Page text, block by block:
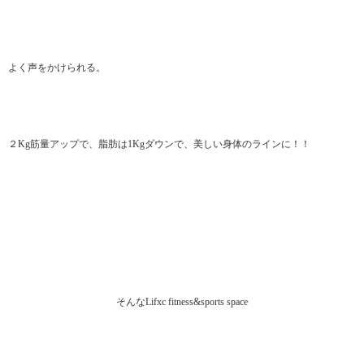
よく声をかけられる。
２Kg筋量アップで、脂肪は1Kgダウンで、美しい身体のラインに！！
そんなLifxc fitness&sports space